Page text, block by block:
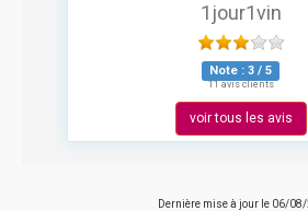
1jour1vin
Note : 3 / 5
11 avis clients
voir tous les avis
Dernière mise à jour le 06/